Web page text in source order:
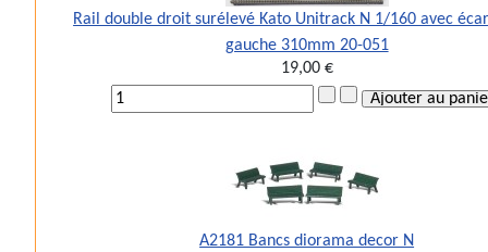
Rail double droit surélevé Kato Unitrack N 1/160 avec
gauche 310mm 20-051
19,00 €
A2181 Bancs diorama decor N